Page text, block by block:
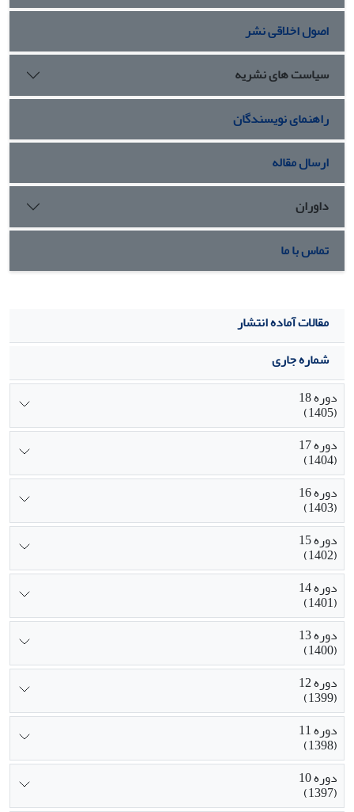
اصول اخلاقی نشر
سیاست های نشریه
راهنمای نویسندگان
ارسال مقاله
داوران
تماس با ما
مقالات آماده انتشار
شماره جاری
دوره 18
(1405)
دوره 17
(1404)
دوره 16
(1403)
دوره 15
(1402)
دوره 14
(1401)
دوره 13
(1400)
دوره 12
(1399)
دوره 11
(1398)
دوره 10
(1397)